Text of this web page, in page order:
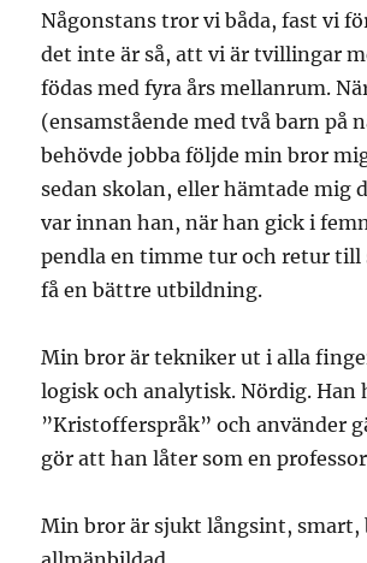
Någonstans tror vi båda, fast vi
det inte är så, att vi är tvillingar
födas med fyra års mellanrum.
(ensamstående med två barn på
behövde jobba följde min bror
sedan skolan, eller hämtade mig
var innan han, när han gick i
pendla en timme tur och retur till
få en bättre utbildning.
Min bror är tekniker ut i alla
logisk och analytisk. Nördig. Han
”Kristofferspråk” och använder
gör att han låter som en
Min bror är sjukt långsint, smart,